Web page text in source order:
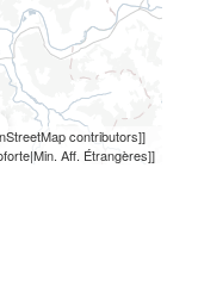
contributors]]
Aff. Étrangères]]